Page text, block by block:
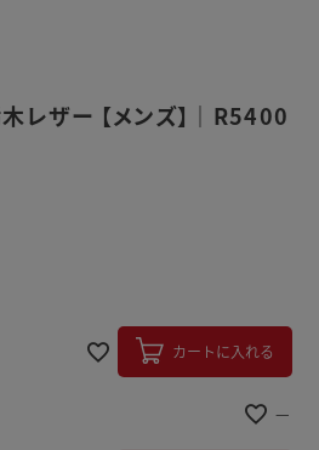
レザー 【メンズ】｜R5400
カートに入れる
—